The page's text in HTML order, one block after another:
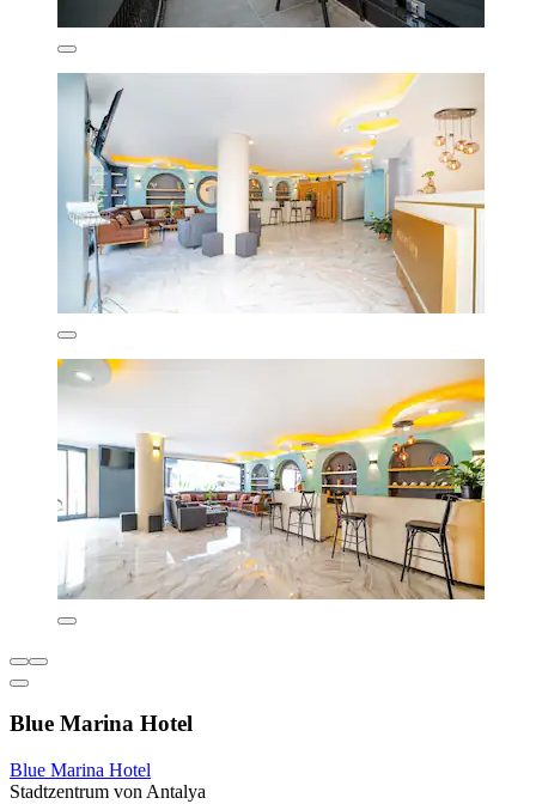
Blue Marina Hotel
Blue Marina Hotel
Stadtzentrum von Antalya